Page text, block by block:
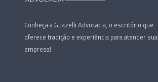
Conheça a Guazelli Advocacia, o escritório que
oferece tradição e experiência para atender sua
empresa!